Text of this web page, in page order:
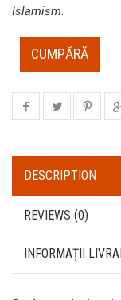
Islamism.
CUMPĂRĂ
DESCRIPTION
REVIEWS (0)
INFORMAȚII